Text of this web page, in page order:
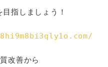
指しましょう！
改善から